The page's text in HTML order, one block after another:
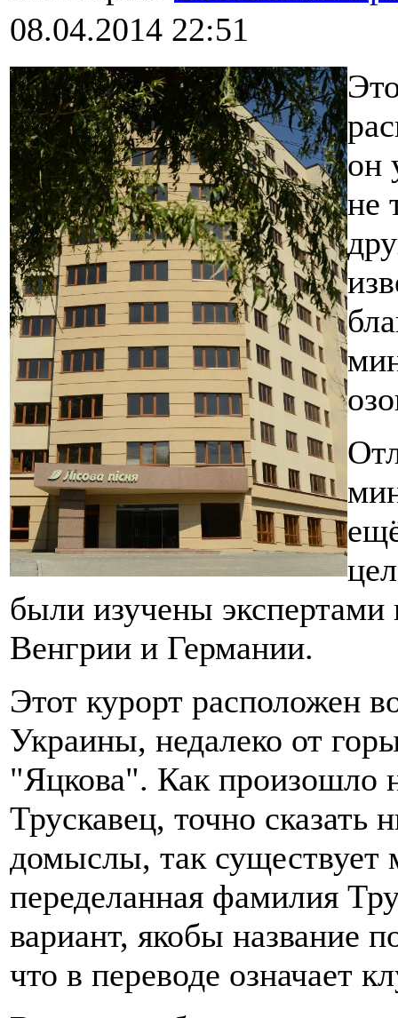
08.04.2014 22:51
он
не
были изучены
Венгрии и Германии.
Этот курорт расположен
Украины, недалеко от
"Яцкова". Как произошло
Трускавец, точно
домыслы, так существует
переделанная фамилия
вариант, якобы название
что в переводе означает